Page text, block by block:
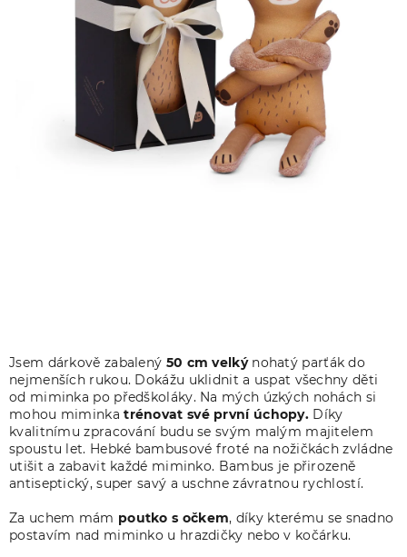
Jsem dárkově zabalený 50 cm velkýnohatý parťák do
nejmenších rukou. Dokážu uklidnit a uspat všechny děti
od miminka po předškoláky. Na mých úzkých nohách si
mohou miminkatrénovat své první úchopy. Díky
kvalitnímu zpracování budu se svým malým majitelem
spoustu let. Hebké bambusové froté na nožičkách zvládne
utišit a zabavit každé miminko. Bambus je přirozeně
antiseptický, super savý a uschne závratnou rychlostí.
Za uchem mám poutko s očkem, díky kterému se snadno
postavím nad miminko u hrazdičky nebo v kočárku.